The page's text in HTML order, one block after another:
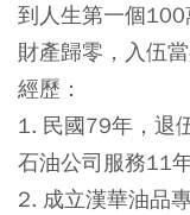
到人生第一個100
財產歸零，入伍當
經歷：
1. 民國79年，退
石油公司服務11年
2. 成立漢華油品